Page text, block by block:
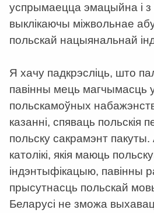
успрымаецца эмацыйна і
выклікаючы міжвольнае
польскай нацыянальнай
Я хачу падкрэсліць, што
павінны мець магчымасць
польскамоўных
казанні, спяваць польскія
польску сакрамэнт пакуты.
католікі, якія маюць
індэнтыфікацыю, павінны
прысутнасць польскай
Беларусі не зможа